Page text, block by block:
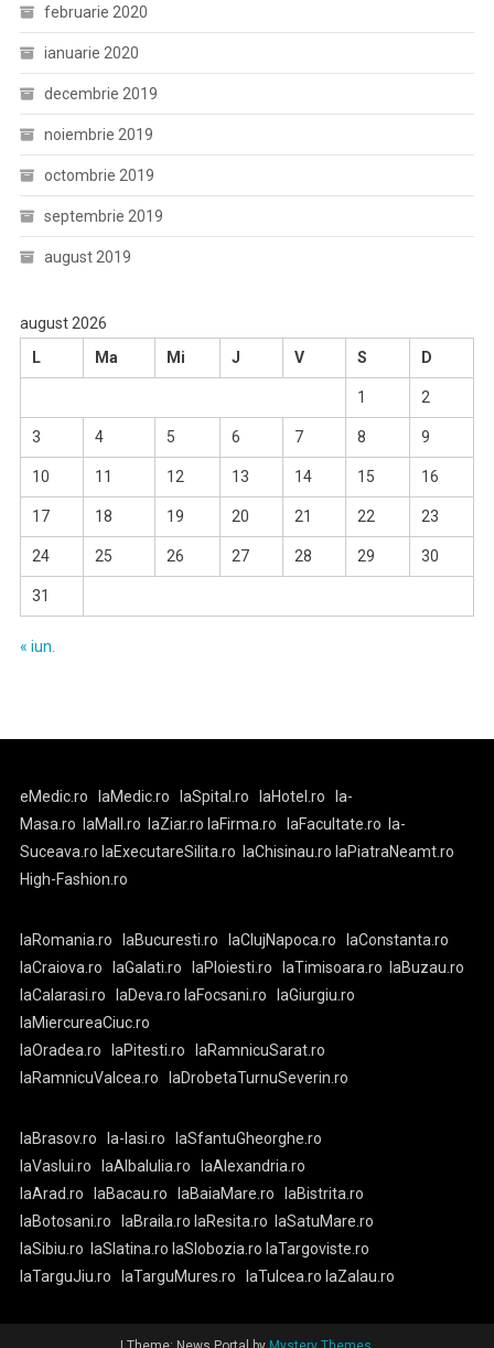
februarie 2020
ianuarie 2020
decembrie 2019
noiembrie 2019
octombrie 2019
septembrie 2019
august 2019
august 2026
L
Ma Mi J V S D
1 2
3 4 5 6 7 8 9
10 11 12 13 14 15 16
17 18 19 20 21 22 23
24 25 26 27 28 29 30
31
« iun.
eMedic.ro laMedic.ro laSpital.ro laHotel.ro
la-
Masa.ro
laMall.ro laZiar.ro laFirma.ro laFacultate.ro
la-
Suceava.ro laExecutareSilita.ro laChisinau.ro laPiatraNeamt.ro
High-Fashion.ro
laRomania.ro laBucuresti.ro laClujNapoca.ro
laConstanta.ro
laCraiova.ro
laGalati.ro laPloiesti.ro laTimisoara.ro
laBuzau.ro
laCalarasi.ro
laDeva.ro laFocsani.ro
laGiurgiu.ro
laMiercureaCiuc.ro
laOradea.ro
laPitesti.ro
laRamnicuSarat.ro
laRamnicuValcea.ro
laDrobetaTurnuSeverin.ro
laBrasov.ro la-Iasi.ro
laSfantuGheorghe.ro
laVaslui.ro
laAlbaIulia.ro
laAlexandria.ro
laArad.ro
laBacau.ro laBaiaMare.ro
laBistrita.ro
laBotosani.ro
laBraila.ro laResita.ro
laSatuMare.ro
laSibiu.ro
laSlatina.ro laSlobozia.ro laTargoviste.ro
laTarguJiu.ro
laTarguMures.ro laTulcea.ro laZalau.ro